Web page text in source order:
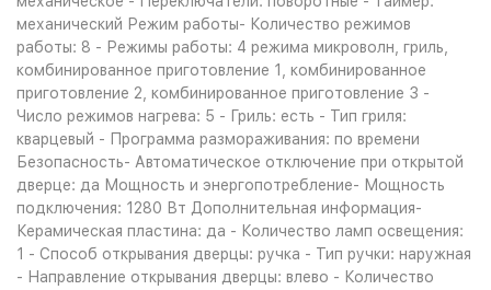
механический Режим работы- Количество режимов
работы: 8 - Режимы работы: 4 режима микроволн, гриль,
комбинированное приготовление 1, комбинированное
приготовление 2, комбинированное приготовление 3 -
Число режимов нагрева: 5 - Гриль: есть - Тип гриля:
кварцевый - Программа размораживания: по времени
Безопасность- Автоматическое отключение при открытой
дверце: да Мощность и энергопотребление- Мощность
подключения: 1280 Вт Дополнительная информация-
Керамическая пластина: да - Количество ламп освещения:
1 - Способ открывания дверцы: ручка - Тип ручки: наружная
- Направление открывания дверцы: влево - Количество